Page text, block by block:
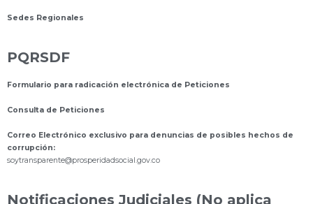
Sedes Regionales
PQRSDF
Formulario para radicación electrónica de Peticiones
Consulta de Peticiones
Correo Electrónico exclusivo para denuncias de posibles hechos de
corrupción:
soytransparente@prosperidadsocial.gov.co
Notificaciones Judiciales (No aplica